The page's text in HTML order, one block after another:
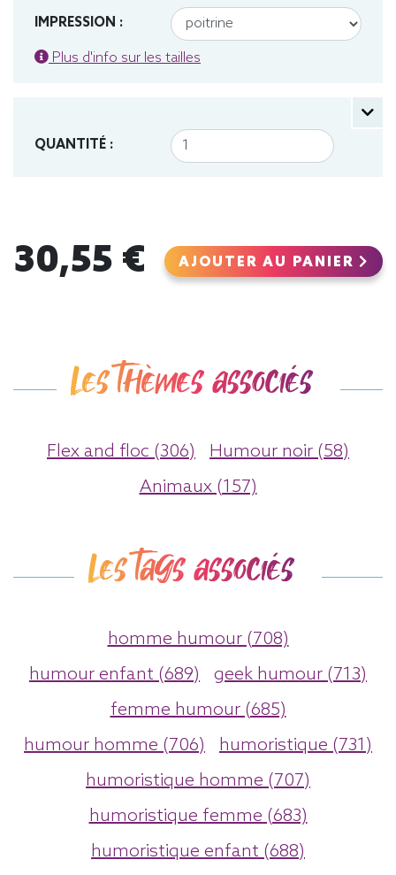
IMPRESSION :
Plus d'info sur les tailles
QUANTITÉ :
30,55 € AJOUTER AU PANIER
Les thèmes associés
Flex and floc (306)
Humour noir (58)
Animaux (157)
Les tags associés
homme humour (708)
humour enfant (689)
geek humour (713)
femme humour (685)
humour homme (706)
humoristique (731)
humoristique homme (707)
humoristique femme (683)
humoristique enfant (688)